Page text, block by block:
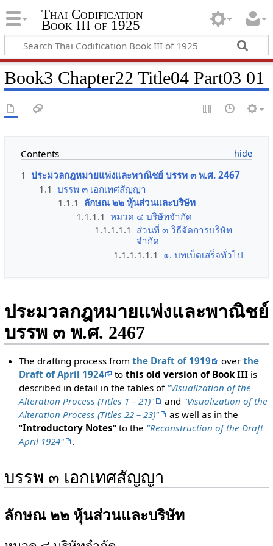
Thai Codification
Book III of 1925
Book3 Chapter22 Title04 Part03 01
Contents
1 ประมวลกฎหมายแพ่งและพาณิชย์ บรรพ ๓ พ.ศ. 2467
1.1 บรรพ ๓ เอกเทศสัญญา
1.1.1 ลักษณ ๒๒ หุ้นส่วนและบริษัท
1.1.1.1 หมวด ๔ บริษัทจำกัด
1.1.1.1.1 ส่วนที่ ๓ วิธีจัดการบริษัท
จำกัด
1.1.1.1.1.1 ๑. บทเบ็ดเสร็จทั่วไป
ประมวลกฎหมายแพ่งและพาณิชย์
บรรพ ๓ พ.ศ. 2467
The drafting process fromthe Draft of 1919 overthe
Draft of April 1924
tothis old version of Book III is
described in detail in the tables of "Visualization of the
Alteration Process (Titles 1 – 21)"
and "Visualization of the
Alteration Process (Titles 22 – 23)"
as well as in the
"Introductory Notes" to the "Reconstruction of the Draft
April 1924"
.
บรรพ ๓ เอกเทศสัญญา
ลักษณ ๒๒ หุ้นส่วนและบริษัท